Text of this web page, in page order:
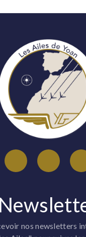
nos newsletters